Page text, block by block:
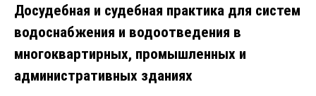
Досудебная и судебная практика для систем
водоснабжения и водоотведения в
многоквартирных, промышленных и
административных зданиях